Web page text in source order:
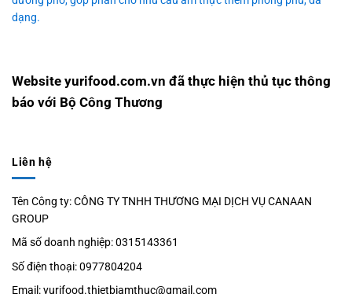
dạng.
Website yurifood.com.vn đã thực hiện thủ tục thông
báo với Bộ Công Thương
Liên hệ
Tên Công ty: CÔNG TY TNHH THƯƠNG MẠI DỊCH VỤ CANAAN
GROUP
Mã số doanh nghiệp: 0315143361
Số điện thoại: 0977804204
Email: yurifood.thietbiamthuc@gmail.com